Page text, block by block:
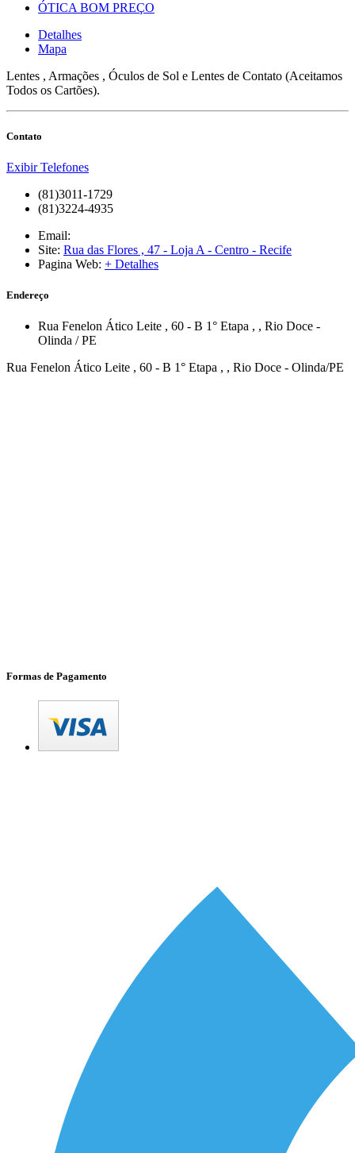
ÓTICA BOM PREÇO
Detalhes
Mapa
Lentes , Armações , Óculos de Sol e Lentes de Contato (Aceitamos
Todos os Cartões).
Contato
Exibir Telefones
(81)3011-1729
(81)3224-4935
Email:
Site: Rua das Flores , 47 - Loja A - Centro - Recife
Pagina Web: + Detalhes
Endereço
Rua Fenelon Ático Leite , 60 - B 1° Etapa , , Rio Doce -
Olinda /PE
Rua Fenelon Ático Leite , 60 - B 1° Etapa , , Rio Doce - Olinda/PE
Formas de Pagamento